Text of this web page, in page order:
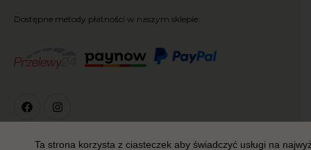
Dostępne metody płatności w naszym sklepie:
Ta strona korzysta z ciasteczek aby świadczyć usługi na